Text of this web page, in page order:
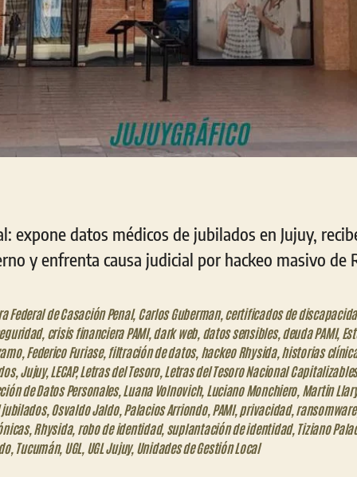
expone datos médicos de jubilados en Jujuy,
y enfrenta causa judicial por hackeo masivo de
Federal de Casación Penal, Carlos Guberman, certificados de
, crisis financiera PAMI, dark web, datos sensibles, deuda PAMI,
, Federico Furiase, filtración de datos, hackeo Rhysida, historias
, Jujuy, LECAP,Letras del Tesoro, Letras del Tesoro Nacional
de Datos Personales, Luana Volnovich, Luciano Monchiero, Martin
, Osvaldo Jaldo, Palacios Arriondo, PAMI, privacidad, ransomware,
, Rhysida, robo de identidad, suplantación de identidad, Tiziano
, Tucumán, UGL, UGL Jujuy, Unidades de Gestión Local